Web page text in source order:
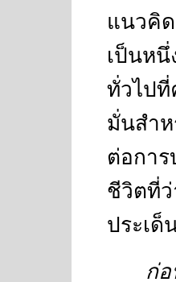
แนวคิ
เป็นห
ทั่วไป
มั่นสำ
ต่อการ
ชีวิตที่ว่
ประเ
ก่